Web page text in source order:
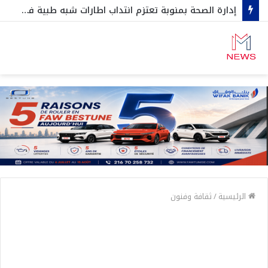
إدارة الصحة بمنوبة تعتزم انتداب اطارات شبه طبية في هذه الإختصاصات…
الرئيسية/ثقافة وفنون